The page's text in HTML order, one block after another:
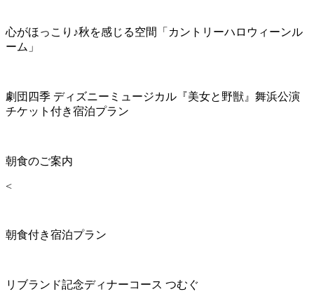
心がほっこり♪秋を感じる空間「カントリーハロウィーンル
ーム」
劇団四季 ディズニーミュージカル『美女と野獣』舞浜公演
チケット付き宿泊プラン
朝食のご案内
<
朝食付き宿泊プラン
リブランド記念ディナーコース つむぐ